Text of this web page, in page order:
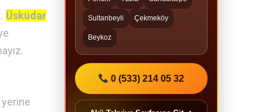
Üsküdar
yerine
Sultanbeyli Çekmeköy
Beykoz
0 (533) 214 05 32